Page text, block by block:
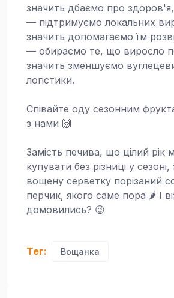
значить дбаємо про здоров'я,
— підтримуємо локальних
значить допомагаємо їм
— обираємо те, що виросло
значить зменшуємо
логістики.
Співайте оду сезонним
з нами 🙌
Замість печива, що цілий рік
купувати без різниці у сезоні,
вощену серветку порізаний
перчик, якого саме пора 🌶 І
домовились? 😉
Тег: Вощанка